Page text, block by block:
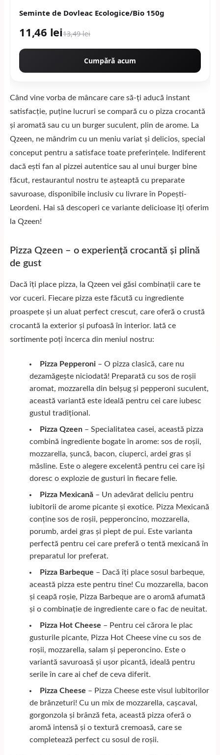
Seminte de Dovleac Ecologice/Bio 150g
11,46 lei13,49 lei
Cumpără acum
Când vine vorba de mâncare care să-ți aducă instant
satisfacție, puține lucruri se compară cu o pizza crocantă
și aromată sau cu un burger suculent, plin de arome. La
Qzeen, ne mândrim cu un meniu variat și delicios, special
conceput pentru a satisface toate preferințele. Indiferent
dacă ești fan al pizzei autentice sau al unui burger bine
făcut, restaurantul nostru te așteaptă cu preparate
savuroase, disponibile inclusiv cu livrare în Popești-
Leordeni. Hai să descoperi ce variante delicioase îți oferim
la Qzeen!
Pizza Qzeen – o experiență crocantă și plină
de gust
Dacă îți place pizza, la Qzeen vei găsi combinații care te
vor cuceri. Fiecare pizza este făcută cu ingrediente
proaspete și un aluat perfect crescut, care oferă o crustă
crocantă la exterior și pufoasă în interior. Iată ce
sortimente poți încerca din meniul nostru:
Pizza Pepperoni – O pizza clasică, care nu
dezamăgește niciodată! Preparată cu sos de roșii
aromat, mozzarella din belșug și pepperoni suculent,
această variantă este ideală pentru cei care iubesc
gustul tradițional.
Pizza Qzeen – Specialitatea casei, această pizza
combină ingrediente bogate în arome: sos de roșii,
mozzarella, șuncă, bacon, ciuperci, ardei gras și
măsline. Este o alegere excelentă pentru cei care își
doresc o explozie de gusturi în fiecare felie.
Pizza Mexicană – Un adevărat deliciu pentru
iubitorii de arome picante și exotice. Pizza Mexicană
conține sos de roșii, pepperoncino, mozzarella,
porumb, ardei gras și piept de pui. Este varianta
perfectă pentru cei care preferă o tentă mexicană în
preparatul lor preferat.
Pizza Barbeque – Dacă îți place sosul barbeque,
această pizza este pentru tine! Cu mozzarella, bacon
și ceapă roșie, Pizza Barbeque are o aromă afumată
și o combinație de ingrediente care o fac de neuitat.
Pizza Hot Cheese – Pentru cei cărora le plac
gusturile picante, Pizza Hot Cheese vine cu sos de
roșii, mozzarella, salam și peperoncino. Este o
variantă savuroasă și ușor picantă, ideală pentru
serile în care ai chef de ceva diferit.
Pizza Cheese – Pizza Cheese este visul iubitorilor
de brânzeturi! Cu un mix de mozzarella, cașcaval,
gorgonzola și brânză feta, această pizza oferă o
aromă intensă și o textură cremoasă, care se
completează perfect cu sosul de roșii.